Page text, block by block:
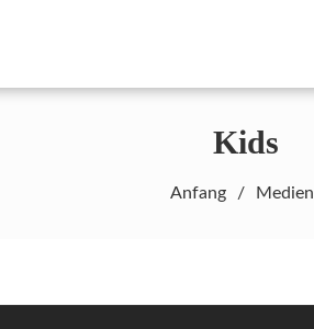
Kids
Anfang Medien